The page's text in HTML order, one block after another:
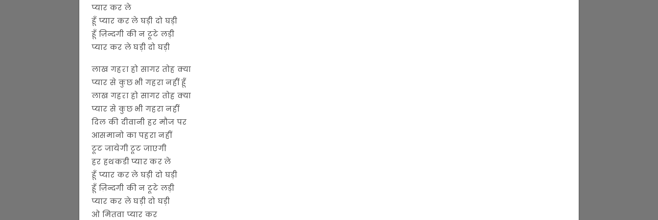
प्यार कर ले
हूँ प्यार कर ले घड़ी दो घड़ी
हूँ ज़िन्दगी की न टूटे लड़ी
प्यार कर ले घड़ी दो घड़ी
लाख गहरा हो सागर तोह क्या
प्यार से कुछ भी गहरा नहीं हूँ
लाख गहरा हो सागर तोह क्या
प्यार से कुछ भी गहरा नहीं
दिल की दीवानी हर मौज पर
आसमानो का पहरा नहीं
टूट जायेगी टूट जाएगी
हर हथकडी प्यार कर ले
हूँ प्यार कर ले घड़ी दो घड़ी
हूँ ज़िन्दगी की न टूटे लड़ी
प्यार कर ले घड़ी दो घड़ी
ओ मितवा प्यार कर